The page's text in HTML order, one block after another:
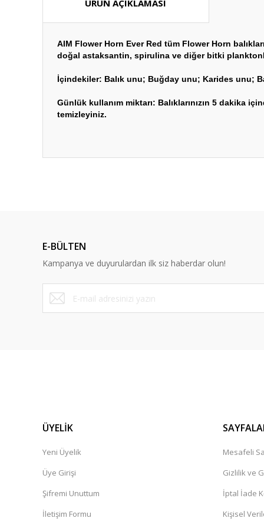
ÜRÜN AÇIKLAMASI
AIM Flower Horn Ever Red tüm Flower Horn
doğal astaksantin, spirulina ve diğer bitki
İçindekiler: Balık unu; Buğday unu; Karides unu;
Günlük kullanım miktarı: Balıklarınızın 5 dakika
temizleyiniz.
Ürün bilgilerinde hatalar bulunuyor.
Ürün fiyatı diğer sitelerden daha pahalı.
Bu ürüne benzer farklı alternatifler olmalı.
E-BÜLTEN
Kampanya ve duyurulardan ilk siz haberdar olun!
ÜYELİK
Yeni Üyelik
Üye Girişi
Şifremi Unuttum
İletişim Formu
Mesafeli
Gizlilik ve
İptal İade
Kişisel